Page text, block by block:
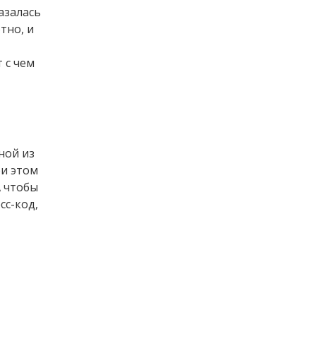
и
с чем
из
этом
чтобы
код,